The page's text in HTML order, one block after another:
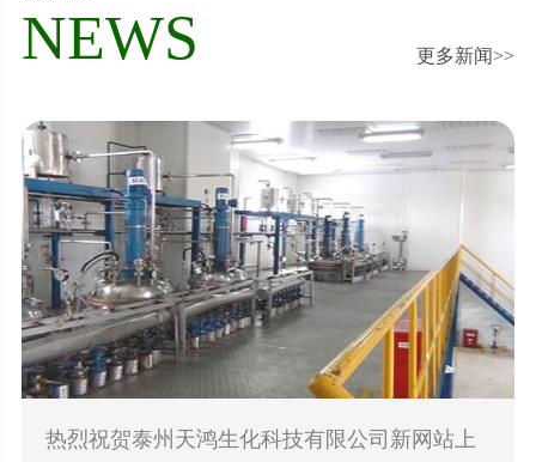
NEWS 更多新闻>>
热烈祝贺泰州天鸿生化科技有限公司新网站上